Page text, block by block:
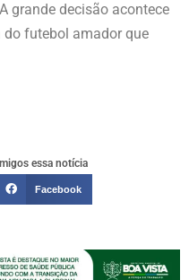
grande decisão acontece
futebol amador que
essa notícia
Facebook